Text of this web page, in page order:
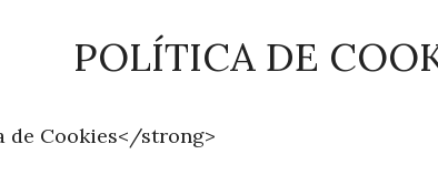
POLÍTICA DE
de Cookies</strong>